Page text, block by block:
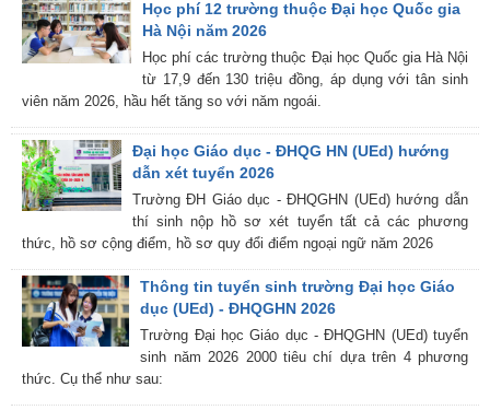
Học phí 12 trường thuộc Đại học Quốc gia
Hà Nội năm 2026
Học phí các trường thuộc Đại học Quốc gia Hà Nội
từ 17,9 đến 130 triệu đồng, áp dụng với tân sinh
viên năm 2026, hầu hết tăng so với năm ngoái.
Đại học Giáo dục - ĐHQG HN (UEd) hướng
dẫn xét tuyển 2026
Trường ĐH Giáo dục - ĐHQGHN (UEd) hướng dẫn
thí sinh nộp hồ sơ xét tuyển tất cả các phương
thức, hồ sơ cộng điểm, hồ sơ quy đổi điểm ngoại ngữ năm 2026
Thông tin tuyển sinh trường Đại học Giáo
dục (UEd) - ĐHQGHN 2026
Trường Đại học Giáo dục - ĐHQGHN (UEd) tuyển
sinh năm 2026 2000 tiêu chí dựa trên 4 phương
thức. Cụ thể như sau: